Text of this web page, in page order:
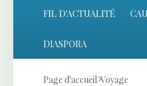
FIL D'ACTUALITÉ
DIASPORA
Page d'accueil Voyage